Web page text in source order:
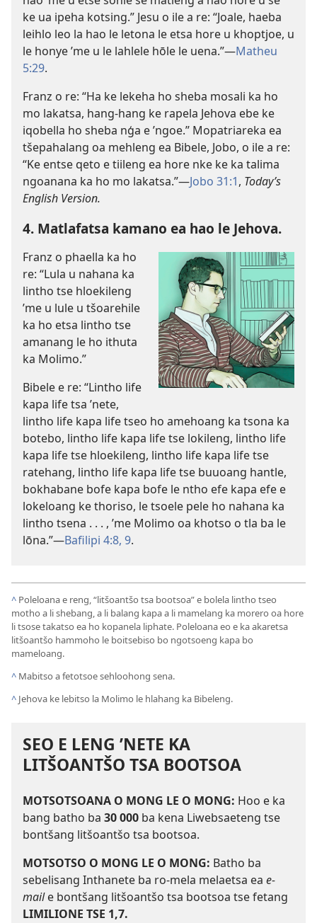
ke ua ipeha kotsing.” Jesu o ile a re: “Joale, haeba
leihlo leo la hao le letona le etsa hore u khoptjoe, u
le honye ’me u le lahlele hōle le uena.”—Matheu
5:29.
Franz o re: “Ha ke lekeha ho sheba mosali ka ho
mo lakatsa, hang-hang ke rapela Jehova ebe ke
iqobella ho sheba nģa e ’ngoe.” Mopatriareka ea
tšepahalang oa mehleng ea Bibele, Jobo, o ile a re:
“Ke entse qeto e tiileng ea hore nke ke ka talima
ngoanana ka ho mo lakatsa.”—Jobo 31:1, Today’s
English Version.
4. Matlafatsa kamano ea hao le Jehova.
Franz o phaella ka ho
re: “Lula u nahana ka
lintho tse hloekileng
’me u lule u tšoarehile
ka ho etsa lintho tse
amanang le ho ithuta
ka Molimo.”
Bibele e re: “Lintho life
kapa life tsa ’nete,
lintho life kapa life tseo ho amehoang ka tsona ka
botebo, lintho life kapa life tse lokileng, lintho life
kapa life tse hloekileng, lintho life kapa life tse
ratehang, lintho life kapa life tse buuoang hantle,
bokhabane bofe kapa bofe le ntho efe kapa efe e
lokeloang ke thoriso, le tsoele pele ho nahana ka
lintho tsena . . . , ’me Molimo oa khotso o tla ba le
lōna.”—Bafilipi 4:8, 9.
^ Poleloana e reng, “litšoantšo tsa bootsoa” e bolela lintho tseo
motho a li shebang, a li balang kapa a li mamelang ka morero oa hore
li tsose takatso ea ho kopanela liphate. Poleloana eo e ka akaretsa
litšoantšo hammoho le boitsebiso bo ngotsoeng kapa bo
mameloang.
^ Mabitso a fetotsoe sehloohong sena.
^ Jehova ke lebitso la Molimo le hlahang ka Bibeleng.
SEO E LENG ’NETE KA
LITŠOANTŠO TSA BOOTSOA
MOTSOTSOANA O MONG LE O MONG: Hoo e ka
bang batho ba 30 000 ba kena Liwebsaeteng tse
bontšang litšoantšo tsa bootsoa.
MOTSOTSO O MONG LE O MONG: Batho ba
sebelisang Inthanete ba ro-mela melaetsa ea e-
maile bontšang litšoantšo tsa bootsoa tse fetang
LIMILIONE TSE 1,7.